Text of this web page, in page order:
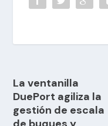
La ventanilla
DuePort agiliza la
gestión de escala